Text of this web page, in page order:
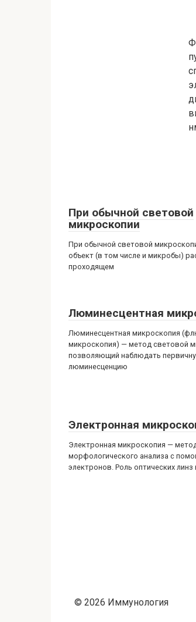
При обычной световой
микроскопии
При обычной световой
объект (в том числе и микробы)
проходящем
Люминесцентная
Люминесцентная микроскопия
микроскопия) — метод световой
позволяющий наблюдать
люминесценцию
Электронная
Электронная микроскопия —
морфологического анализа с
электронов. Роль оптических
© 2026 Иммунология